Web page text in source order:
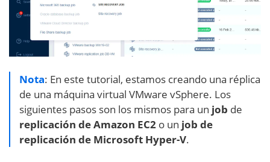
Nota: En este tutorial, estamos creando una réplica
de una máquina virtual VMware vSphere. Los
siguientes pasos son los mismos para un job de
replicación deAmazon EC2 o un job de
replicación de Microsoft Hyper-V.